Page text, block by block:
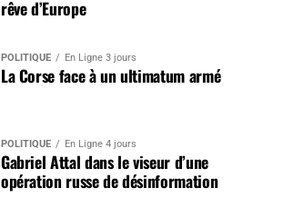
rêve d’Europe
POLITIQUE En Ligne 3 jours
La Corse face à un ultimatum armé
POLITIQUE En Ligne 4 jours
Gabriel Attal dans le viseur d’une
opération russe de désinformation